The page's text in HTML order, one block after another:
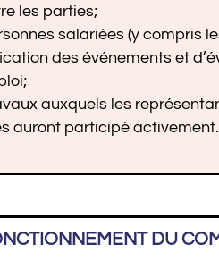
les parties;
salariées (y compris
des événements et
auxquels les
auront participé activement.
DU